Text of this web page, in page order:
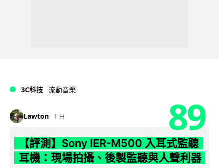
3C科技 流動音樂
Lawton 1 日 89
【評測】Sony IER-M500 入耳式監聽
耳機：現場拍攝、後製監聽與人聲利器